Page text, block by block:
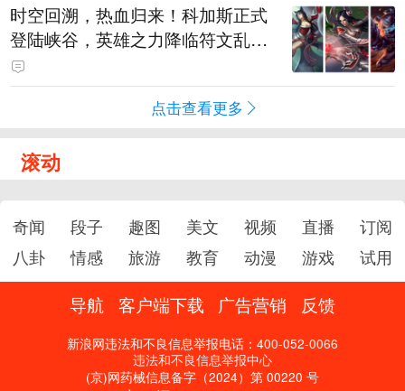
时空回溯，热血归来！科加斯正式
登陆峡谷，英雄之力降临符文乱
斗！
点击查看更多
滚动
奇闻 段子 趣图 美文 视频 直播
订阅
八卦
情感 旅游 教育 动漫 游戏 试用
导航 客户端下载 广告营销 反馈
新浪网违法和不良信息举报电话：400-052-0066
违法和不良信息举报中心
(京)网药械信息备字（2024）第 00220 号